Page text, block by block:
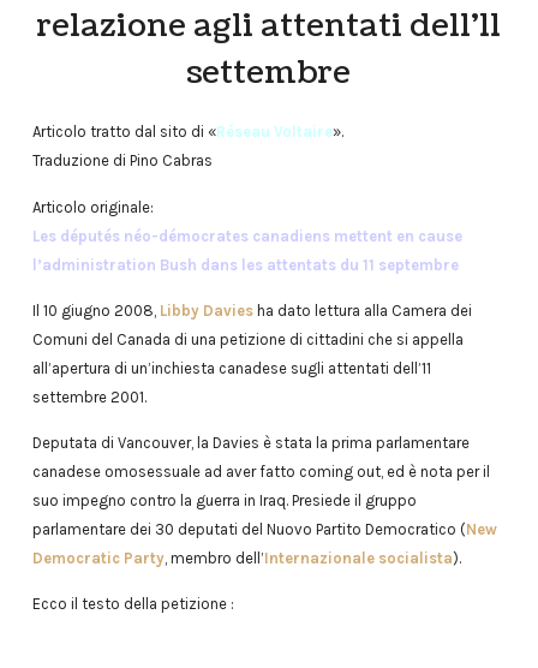
relazione agli attentati dell’11
settembre
Articolo tratto dal sito di «Réseau Voltaire».
Traduzione di Pino Cabras
Articolo originale:
Les députés néo-démocrates canadiens mettent en cause
l’administration Bush dans les attentats du 11 septembre
Il 10 giugno 2008, Libby Daviesha dato lettura alla Camera dei
Comuni del Canada di una petizione di cittadini che si appella
all’apertura di un’inchiesta canadese sugli attentati dell’11
settembre 2001.
Deputata di Vancouver, la Davies è stata la prima parlamentare
canadese omosessuale ad aver fatto coming out, ed è nota per il
suo impegno contro la guerra in Iraq. Presiede il gruppo
parlamentare dei 30 deputati del Nuovo Partito Democratico (New
Democratic Party, membro dell’Internazionale socialista).
Ecco il testo della petizione :